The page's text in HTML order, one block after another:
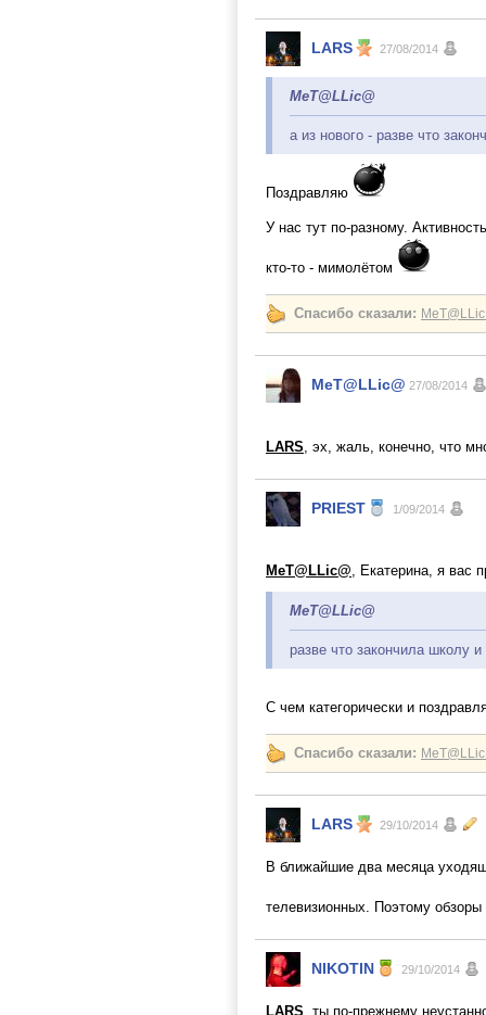
LARS 27/08/2014
MeT@LLic@
а из нового - разве что
Поздравляю
У нас тут по-разному.
кто-то - мимолётом
Спасибо сказали:
MeT@LLic@ 27/08/2014
LARS, эх, жаль, конечно, что
PRIEST 1/09/2014
MeT@LLic@, Екатерина, я вас
MeT@LLic@
разве что закончила школу
С чем категорически и
Спасибо сказали:
LARS 29/10/2014
В ближайшие два месяца
телевизионных. Поэтому
NIKOTIN 29/10/2014
LARS , ты по-прежнему